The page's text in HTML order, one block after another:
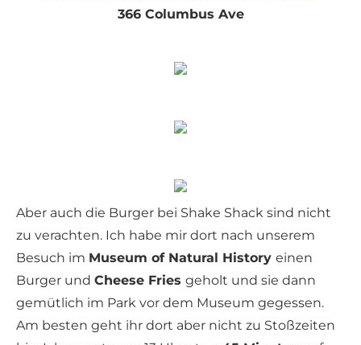
366 Columbus Ave
Aber auch die Burger bei Shake Shack sind nicht
zu verachten. Ich habe mir dort nach unserem
Besuch im Museum of Natural History einen
Burger und Cheese Fries geholt und sie dann
gemütlich im Park vor dem Museum gegessen.
Am besten geht ihr dort aber nicht zu Stoßzeiten